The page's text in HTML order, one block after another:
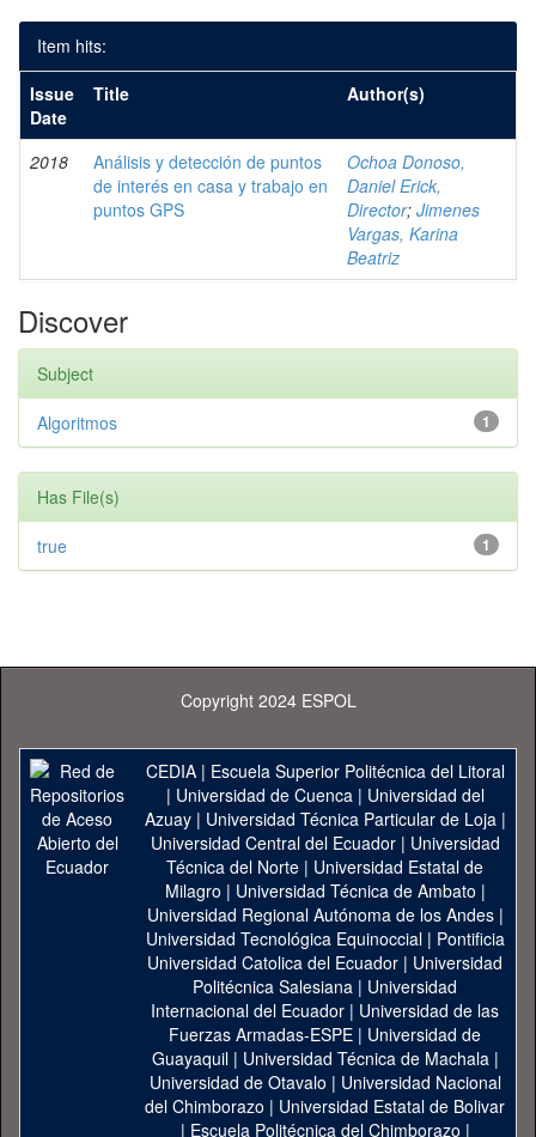
Item hits:
Issue
Date
Title Author(s)
2018
Análisis y detección de puntos
de interés en casa y trabajo en
puntos GPS
Ochoa Donoso,
Daniel Erick,
Director; Jimenes
Vargas, Karina
Beatriz
Discover
Subject
1
Algoritmos
Has File(s)
1
true
Copyright 2024 ESPOL
CEDIA| Escuela Superior Politécnica del Litoral
| Universidad de Cuenca| Universidad del
Azuay| Universidad Técnica Particular de Loja|
Universidad Central del Ecuador| Universidad
Técnica del Norte | Universidad Estatal de
Milagro | Universidad Técnica de Ambato |
Universidad Regional Autónoma de los Andes|
Universidad Tecnológica Equinoccial| Pontificia
Universidad Catolica del Ecuador | Universidad
Politécnica Salesiana | Universidad
Internacional del Ecuador | Universidad de las
Fuerzas Armadas-ESPE | Universidad de
Guayaquil| Universidad Técnica de Machala|
Universidad de Otavalo | Universidad Nacional
del Chimborazo | Universidad Estatal de Bolivar
| Escuela Politécnica del Chimborazo |